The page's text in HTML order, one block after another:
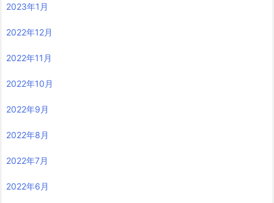
2023年1月
2022年12月
2022年11月
2022年10月
2022年9月
2022年8月
2022年7月
2022年6月